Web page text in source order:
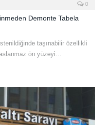
0
Demonte Tabela
taşınabilir özellikli
ön yüzeyi…